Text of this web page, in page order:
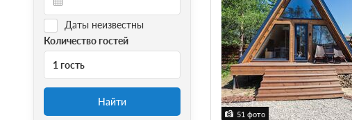
Даты неизвестны
Количество гостей
1 гость
Найти
51 фото